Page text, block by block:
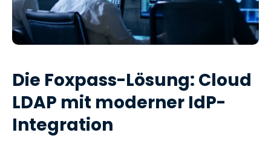
Die Foxpass-Lösung: Cloud
LDAP mit moderner IdP-
Integration